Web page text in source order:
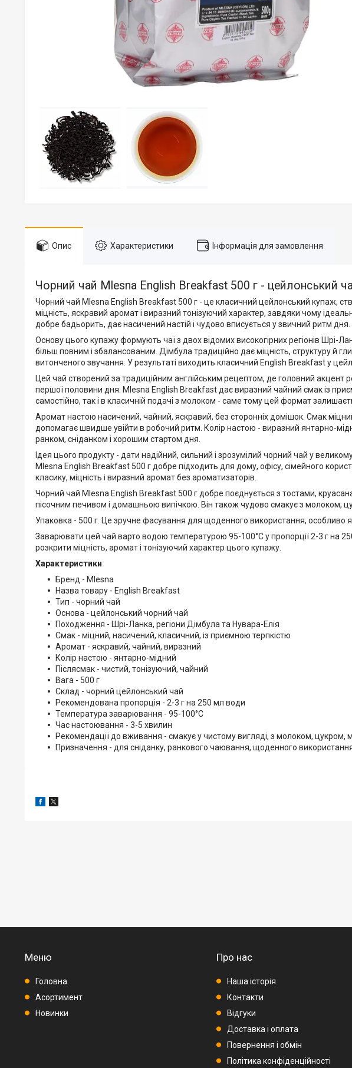
Опис Характеристики Інформація для замовлення
Чорний чай Mlesna English Breakfast 500 г - цейлонський
Чорний чай Mlesna English Breakfast 500 г - це класичний цейлонський купаж,
міцність, яскравий аромат і виразний тонізуючий характер, завдяки чому
добре бадьорить, дає насичений настій і чудово вписується у звичний ритм дня.
Основу цього купажу формують чаї з двох відомих високогірних регіонів Шрі-
більш повним і збалансованим. Дімбула традиційно дає міцність, структуру й
витонченого звучання. У результаті виходить класичний English Breakfast у
Цей чай створений за традиційним англійським рецептом, де головний
першої половини дня. Mlesna English Breakfast дає виразний чайний смак із
самостійно, так і в класичній подачі з молоком - саме тому цей формат
Аромат настою насичений, чайний, яскравий, без сторонніх домішок. Смак
допомагає швидше увійти в робочий ритм. Колір настою - виразний янтарно-
ранком, сніданком і хорошим стартом дня.
Ідея цього продукту - дати надійний, сильний і зрозумілий чорний чай у
Mlesna English Breakfast 500 г добре підходить для дому, офісу, сімейного
класику, міцність і виразний аромат без ароматизаторів.
Чорний чай Mlesna English Breakfast 500 г добре поєднується з тостами,
пісочним печивом і домашньою випічкою. Він також чудово смакує з молоком,
Упаковка - 500 г. Це зручне фасування для щоденного використання, особливо
Заварювати цей чай варто водою температурою 95-100°C у пропорції 2-3 г на
розкрити міцність, аромат і тонізуючий характер цього купажу.
Характеристики
Бренд - Mlesna
Назва товару - English Breakfast
Тип - чорний чай
Основа - цейлонський чорний чай
Походження - Шрі-Ланка, регіони Дімбула та Нувара-Елія
Смак - міцний, насичений, класичний, із приємною терпкістю
Аромат - яскравий, чайний, виразний
Колір настою - янтарно-мідний
Післясмак - чистий, тонізуючий, чайний
Вага - 500 г
Склад - чорний цейлонський чай
Рекомендована пропорція - 2-3 г на 250 мл води
Температура заварювання - 95-100°C
Час настоювання - 3-5 хвилин
Рекомендації до вживання - смакує у чистому вигляді, з молоком,
Призначення - для сніданку, ранкового чаювання, щоденного
Меню
Головна
Асортимент
Новинки
Про нас
Наша історія
Контакти
Відгуки
Доставка і оплата
Повернення і обмін
Політика конфіденційності